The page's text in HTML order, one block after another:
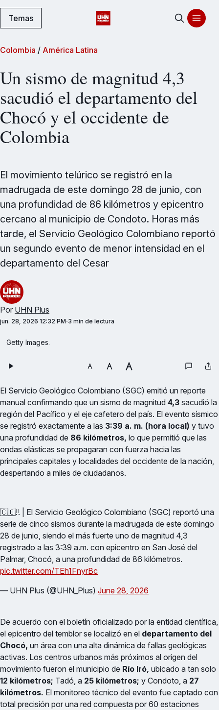
Temas
Colombia / América Latina
Un sismo de magnitud 4,3
sacudió el departamento del
Chocó y el occidente de
Colombia
El movimiento telúrico se registró en la
madrugada de este domingo 28 de junio, con
una profundidad de 86 kilómetros y epicentro
cercano al municipio de Condoto. Horas más
tarde, el Servicio Geológico Colombiano reportó
un segundo evento de menor intensidad en el
departamento del Cesar
Por UHN Plus
jun. 28, 2026 12:32 PM 3 min de lectura
Getty Images.
El Servicio Geológico Colombiano (SGC) emitió un reporte
manual confirmando que un sismo de magnitud 4,3 sacudió la
región del Pacífico y el eje cafetero del país. El evento sísmico
se registró exactamente a las 3:39 a. m. (hora local) y tuvo
una profundidad de 86 kilómetros, lo que permitió que las
ondas elásticas se propagaran con fuerza hacia las
principales capitales y localidades del occidente de la nación,
despertando a miles de ciudadanos.
🇨🇴‼️ | El Servicio Geológico Colombiano (SGC) reportó una
serie de cinco sismos durante la madrugada de este domingo
28 de junio, siendo el más fuerte uno de magnitud 4,3
registrado a las 3:39 a.m. con epicentro en San José del
Palmar, Chocó, a una profundidad de 86 kilómetros.
pic.twitter.com/TEh1FnyrBc
— UHN Plus (@UHN_Plus) June 28, 2026
De acuerdo con el boletín oficializado por la entidad científica,
el epicentro del temblor se localizó en el departamento del
Chocó, un área con una alta dinámica de fallas geológicas
activas. Los centros urbanos más próximos al origen del
movimiento fueron el municipio de Río Iró, ubicado a tan solo
12 kilómetros; Tadó, a 25 kilómetros; y Condoto, a 27
kilómetros. El monitoreo técnico del evento fue captado con
total precisión por una red compuesta por 60 estaciones